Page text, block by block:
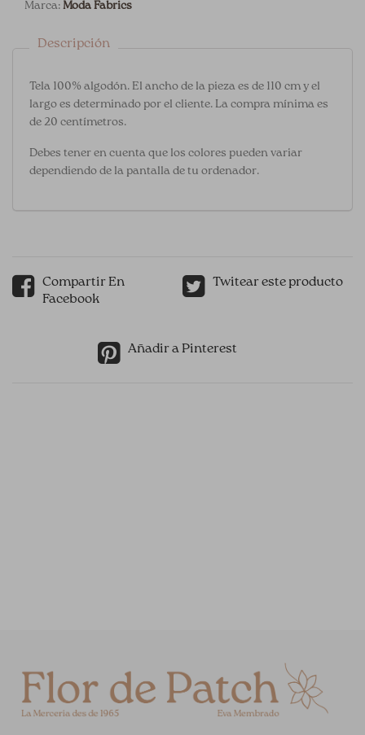
Marca:Moda Fabrics
Descripción
Tela 100% algodón. El ancho de la pieza es de 110 cm y el
largo es determinado por el cliente. La compra mínima es
de 20 centímetros.
Debes tener en cuenta que los colores pueden variar
dependiendo de la pantalla de tu ordenador.
Compartir En
Facebook
Twitear este producto
Añadir a Pinterest